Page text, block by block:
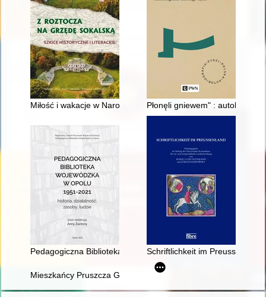
Miłość i wakacje w Narolu opowieść rodzinna z Narola, Lipska
Płonęli gniewem" :
Pedagogiczna Biblioteka Wojewódzka w Opolu Filia w Nysie
Schriftlichkeit im Preussenland
Mieszkańcy Pruszcza Gdańskiego sprzed dwóch tysięcy lat